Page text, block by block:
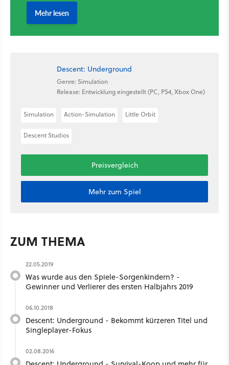
Descent: Underground
Genre: Simulation
Release: Entwicklung eingestellt (PC, PS4, Xbox One)
Simulation Action-Simulation Little Orbit
Descent Studios
Preisvergleich
Mehr zum Spiel
ZUM THEMA
22.05.2019
Was wurde aus den Spiele-Sorgenkindern? -
Gewinner und Verlierer des ersten Halbjahrs 2019
06.10.2018
Descent: Underground - Bekommt kürzeren Titel und
Singleplayer-Fokus
02.08.2016